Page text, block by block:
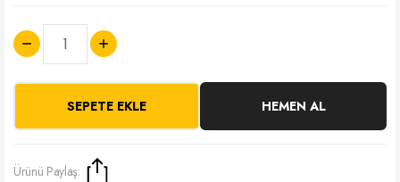
SEPETE EKLE HEMEN AL
Ürünü Paylaş: